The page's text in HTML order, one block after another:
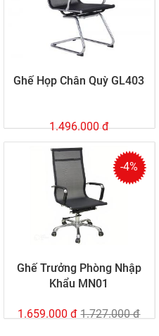
Ghế Họp Chân Quỳ GL403
1.496.000 đ
-4%
Ghế Trưởng Phòng Nhập
Khẩu MN01
1.659.000 đ 1.727.000 đ